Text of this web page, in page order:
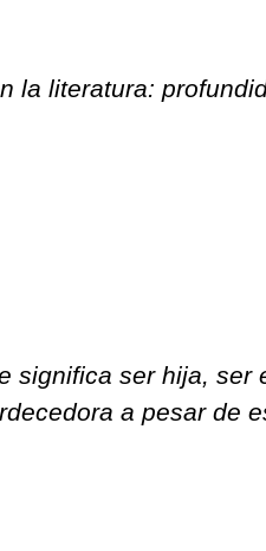
la literatura:
significa ser hija, ser
a pesar de